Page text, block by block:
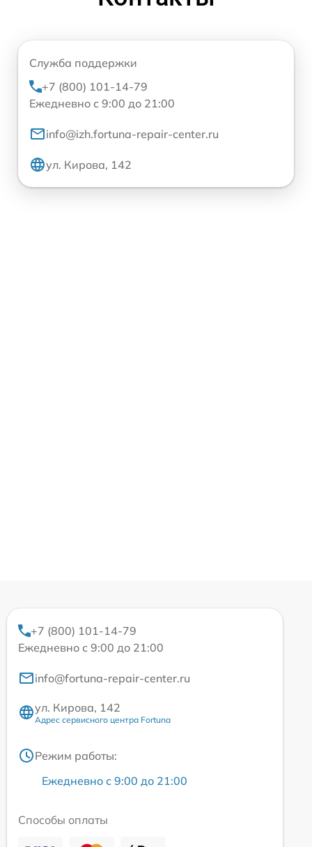
Служба поддержки
+7 (800) 101-14-79
Ежедневно с 9:00 до 21:00
info@izh.fortuna-repair-center.ru
ул. Кирова, 142
+7 (800) 101-14-79
Ежедневно с 9:00 до 21:00
info@fortuna-repair-center.ru
ул. Кирова, 142
Адрес сервисного центра Fortuna
Режим работы:
Ежедневно с 9:00 до 21:00
Способы оплаты